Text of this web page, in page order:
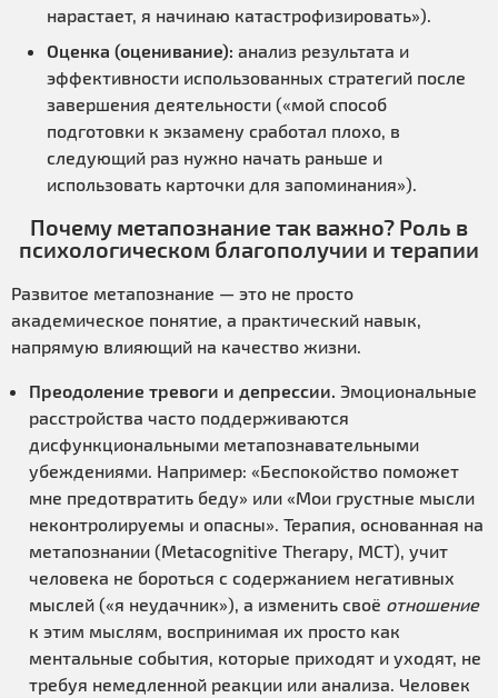
нарастает, я начинаю катастрофизировать»).
Оценка (оценивание): анализ результата и
эффективности использованных стратегий после
завершения деятельности («мой способ
подготовки к экзамену сработал плохо, в
следующий раз нужно начать раньше и
использовать карточки для запоминания»).
Почему метапознание так важно? Роль в
психологическом благополучии и терапии
Развитое метапознание — это не просто
академическое понятие, а практический навык,
напрямую влияющий на качество жизни.
Преодоление тревоги и депрессии. Эмоциональные
расстройства часто поддерживаются
дисфункциональными метапознавательными
убеждениями. Например: «Беспокойство поможет
мне предотвратить беду» или «Мои грустные мысли
неконтролируемы и опасны». Терапия, основанная на
метапознании (Metacognitive Therapy, MCT), учит
человека не бороться с содержанием негативных
мыслей («я неудачник»), а изменить своё отношение
к этим мыслям, воспринимая их просто как
ментальные события, которые приходят и уходят, не
требуя немедленной реакции или анализа. Человек